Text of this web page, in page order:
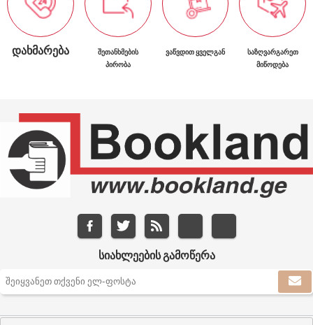
ᲓᲐᲮᲛᲐᲠᲔᲑᲐ
ᲨᲔᲗᲐᲜᲮᲛᲔᲑᲘᲡ
ᲞᲘᲠᲝᲑᲐ
ᲕᲐᲬᲕᲓᲘᲗ ᲧᲕᲔᲚᲒᲐᲜ
ᲡᲐᲖᲦᲕᲐᲠᲒᲐᲠᲔᲗ
ᲛᲘᲬᲝᲓᲔᲑᲐ
ᲡᲘᲐᲮᲚᲔᲔᲑᲘᲡ ᲒᲐᲛᲝᲬᲔᲠᲐ